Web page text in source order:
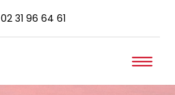
02 31 96 64 61